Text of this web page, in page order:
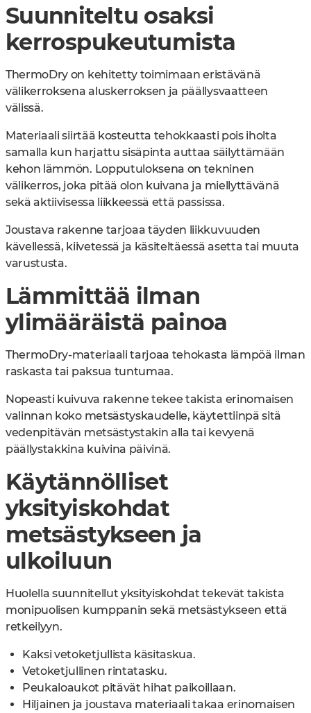
Suunniteltu osaksi
kerrospukeutumista
ThermoDry on kehitetty toimimaan eristävänä
välikerroksena aluskerroksen ja päällysvaatteen
välissä.
Materiaali siirtää kosteutta tehokkaasti pois iholta
samalla kun harjattu sisäpinta auttaa säilyttämään
kehon lämmön. Lopputuloksena on tekninen
välikerros, joka pitää olon kuivana ja miellyttävänä
sekä aktiivisessa liikkeessä että passissa.
Joustava rakenne tarjoaa täyden liikkuvuuden
kävellessä, kiivetessä ja käsiteltäessä asetta tai muuta
varustusta.
Lämmittää ilman
ylimääräistä painoa
ThermoDry-materiaali tarjoaa tehokasta lämpöä ilman
raskasta tai paksua tuntumaa.
Nopeasti kuivuva rakenne tekee takista erinomaisen
valinnan koko metsästyskaudelle, käytettiinpä sitä
vedenpitävän metsästystakin alla tai kevyenä
päällystakkina kuivina päivinä.
Käytännölliset
yksityiskohdat
metsästykseen ja
ulkoiluun
Huolella suunnitellut yksityiskohdat tekevät takista
monipuolisen kumppanin sekä metsästykseen että
retkeilyyn.
Kaksi vetoketjullista käsitaskua.
Vetoketjullinen rintatasku.
Peukaloaukot pitävät hihat paikoillaan.
Hiljainen ja joustava materiaali takaa erinomaisen